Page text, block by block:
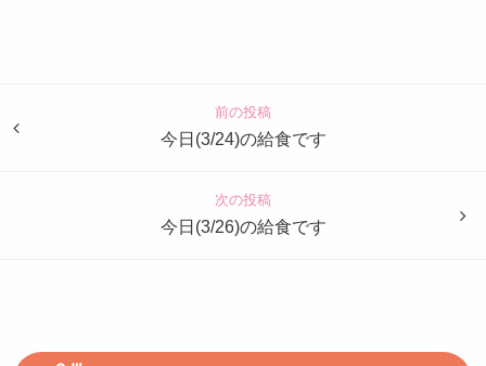
も
前の投稿
今日(3/24)の給食です
次の投稿
今日(3/26)の給食です